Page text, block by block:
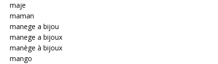
maje
maman
manege a bijou
manege a bijoux
manège à bijoux
mango